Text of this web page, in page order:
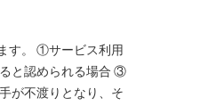
す。 ①サービス利用
と認められる場合 ③
が不渡りとなり、そ